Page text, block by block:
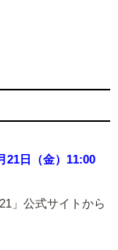
21日（金）11:00
」公式サイトから